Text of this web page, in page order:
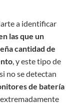
a identificar
las que un
cantidad de
, y este tipo de
no se detectan
de batería